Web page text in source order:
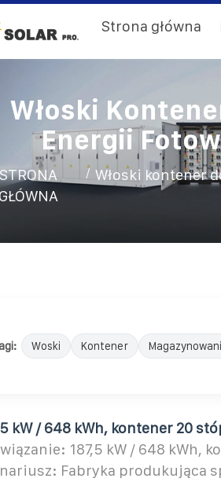
Strona główna
Włoski
Energii
GŁÓWNA
/ Włoski kontener
Woski Kontener
kW / 648 kWh, kontener 20
187,5 kW / 648 kWh,
Fabryka produkująca